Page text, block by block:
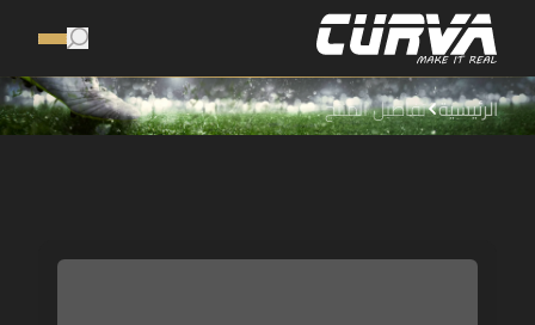
الرئيسية تفاصيل المنتج